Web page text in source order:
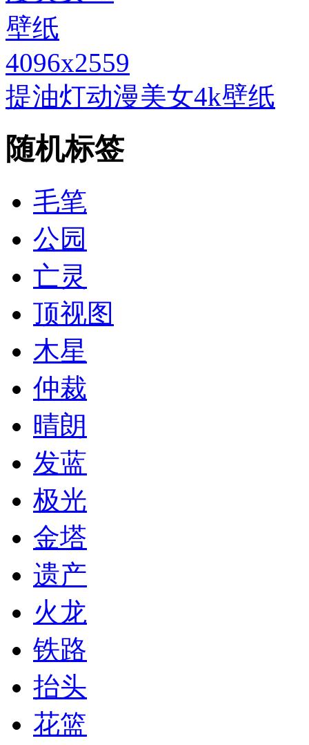
4096x2559
提油灯动漫美女4k壁纸
随机标签
毛笔
公园
亡灵
顶视图
木星
仲裁
晴朗
发蓝
极光
金塔
遗产
火龙
铁路
抬头
花篮